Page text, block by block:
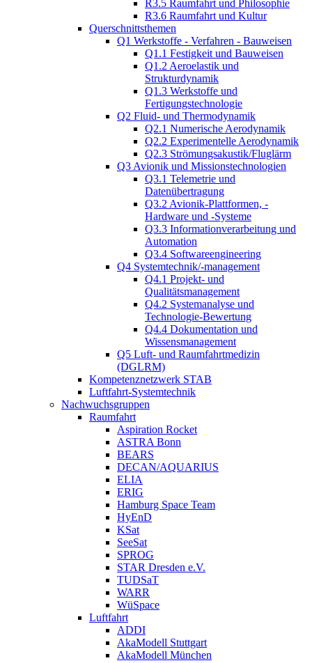
R3.5 Raumfahrt und Philosophie
R3.6 Raumfahrt und Kultur
Querschnittsthemen
Q1 Werkstoffe - Verfahren - Bauweisen
Q1.1 Festigkeit und Bauweisen
Q1.2 Aeroelastik und
Strukturdynamik
Q1.3 Werkstoffe und
Fertigungstechnologie
Q2 Fluid- und Thermodynamik
Q2.1 Numerische Aerodynamik
Q2.2 Experimentelle Aerodynamik
Q2.3 Strömungsakustik/Fluglärm
Q3 Avionik und Missionstechnologien
Q3.1 Telemetrie und
Datenübertragung
Q3.2 Avionik-Plattformen, -
Hardware und -Systeme
Q3.3 Informationverarbeitung und
Automation
Q3.4 Softwareengineering
Q4 Systemtechnik/-management
Q4.1 Projekt- und
Qualitätsmanagement
Q4.2 Systemanalyse und
Technologie-Bewertung
Q4.4 Dokumentation und
Wissensmanagement
Q5 Luft- und Raumfahrtmedizin
(DGLRM)
Kompetenznetzwerk STAB
Luftfahrt-Systemtechnik
Nachwuchsgruppen
Raumfahrt
Aspiration Rocket
ASTRA Bonn
BEARS
DECAN/AQUARIUS
ELIA
ERIG
Hamburg Space Team
HyEnD
KSat
SeeSat
SPROG
STAR Dresden e.V.
TUDSaT
WARR
WüSpace
Luftfahrt
ADDI
AkaModell Stuttgart
AkaModell München